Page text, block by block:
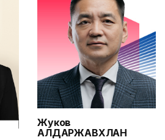
Жуков
АЛДАРЖАВХЛАН